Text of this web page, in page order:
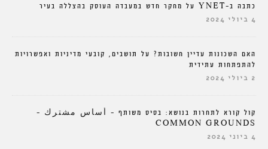
כתבה ב-YNET על מחקר חדש במעבדה העוסק בהצללה בעיר
4 ביולי 2024
האם השכונות עדיין חשובות? על תושבים, קובעי מדיניות ואפשרויות
להתפתחות עתידית
2 ביולי 2024
קול קורא לתחרות בנושא: בסיס משותף – أساس مشترك –
COMMON GROUNDS
4 ביוני 2024